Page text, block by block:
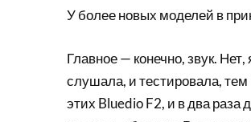
У более новых моделей в
Главное — конечно, звук.
слушала, и тестировала,
этих Bluedio F2, и в два раза